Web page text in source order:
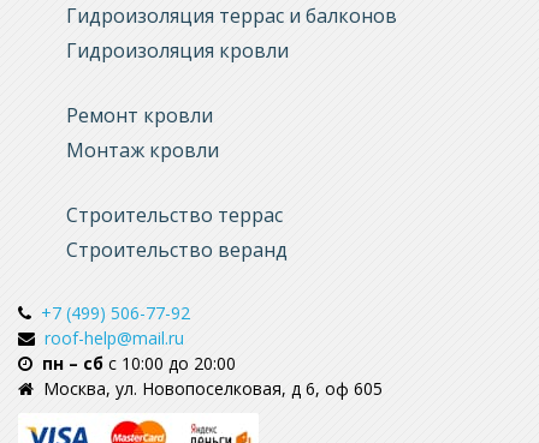
Гидроизоляция террас и балконов
Гидроизоляция кровли
Ремонт кровли
Монтаж кровли
Строительство террас
Строительство веранд
+7 (499) 506-77-92
roof-help@mail.ru
пн – сб с 10:00 до 20:00
Москва, ул. Новопоселковая, д 6, оф 605